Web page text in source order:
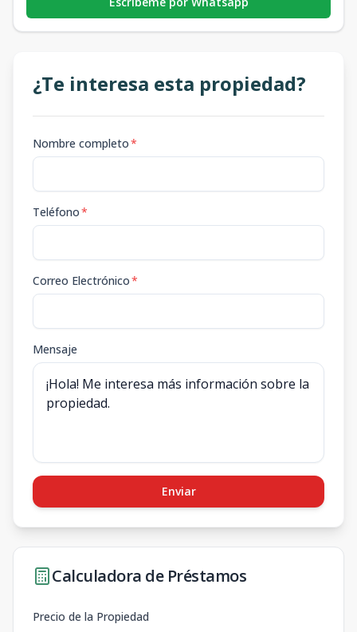
¿Te interesa esta propiedad?
Nombre completo*
Teléfono*
Correo Electrónico*
Mensaje
Enviar
Calculadora de Préstamos
Precio de la Propiedad